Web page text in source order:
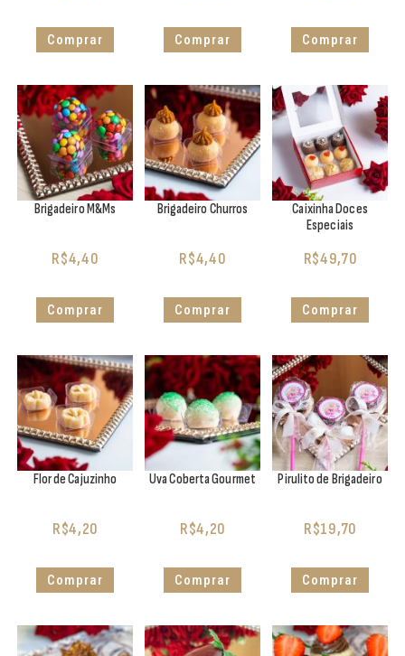
Comprar Comprar Comprar
Brigadeiro M&Ms
R$4,40
Comprar
Brigadeiro Churros
R$4,40
Comprar
Caixinha Doces
Especiais
R$49,70
Comprar
Flor de Cajuzinho
R$4,20
Comprar
Uva Coberta Gourmet
R$4,20
Comprar
Pirulito de Brigadeiro
R$19,70
Comprar